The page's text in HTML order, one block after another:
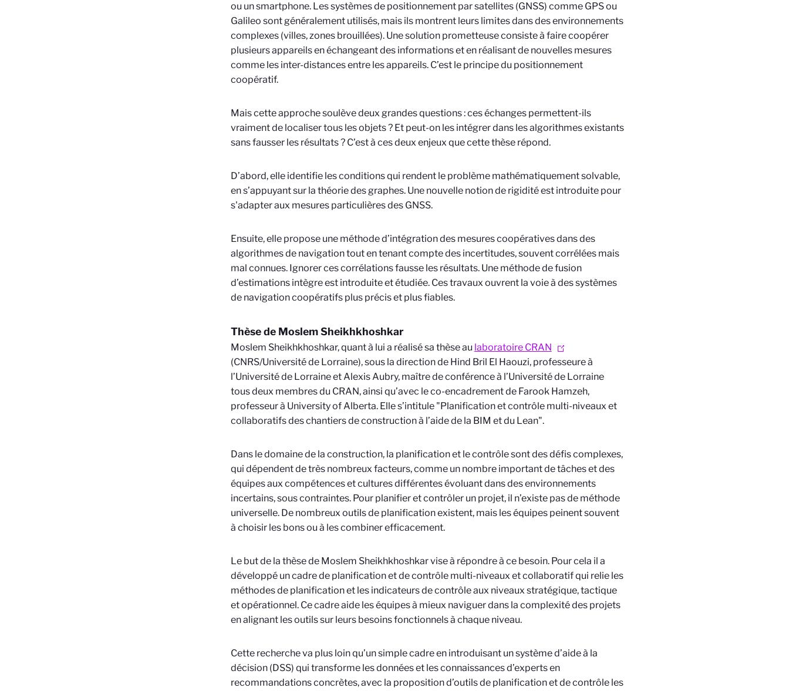
ou un smartphone. Les systèmes de positionnement par satellites (GNSS) comme GPS ou
Galileo sont généralement utilisés, mais ils montrent leurs limites dans des environnements
complexes (villes, zones brouillées). Une solution prometteuse consiste à faire coopérer
plusieurs appareils en échangeant des informations et en réalisant de nouvelles mesures
comme les inter-distances entre les appareils. C’est le principe du positionnement
coopératif.
Mais cette approche soulève deux grandes questions : ces échanges permettent-ils
vraiment de localiser tous les objets ? Et peut-on les intégrer dans les algorithmes existants
sans fausser les résultats ? C’est à ces deux enjeux que cette thèse répond.
D’abord, elle identifie les conditions qui rendent le problème mathématiquement solvable,
en s’appuyant sur la théorie des graphes. Une nouvelle notion de rigidité est introduite pour
s'adapter aux mesures particulières des GNSS.
Ensuite, elle propose une méthode d’intégration des mesures coopératives dans des
algorithmes de navigation tout en tenant compte des incertitudes, souvent corrélées mais
mal connues. Ignorer ces corrélations fausse les résultats. Une méthode de fusion
d’estimations intègre est introduite et étudiée. Ces travaux ouvrent la voie à des systèmes
de navigation coopératifs plus précis et plus fiables.
Thèse de Moslem Sheikhkhoshkar
Moslem Sheikhkhoshkar, quant à lui a réalisé sa thèse au laboratoire CRAN
(CNRS/Université de Lorraine), sous la direction de Hind Bril El Haouzi, professeure à
l’Université de Lorraine et Alexis Aubry, maître de conférence à l’Université de Lorraine
tous deux membres du CRAN, ainsi qu’avec le co-encadrement de Farook Hamzeh,
professeur à University of Alberta. Elle s’intitule "Planification et contrôle multi-niveaux et
collaboratifs des chantiers de construction à l’aide de la BIM et du Lean".
Dans le domaine de la construction, la planification et le contrôle sont des défis complexes,
qui dépendent de très nombreux facteurs, comme un nombre important de tâches et des
équipes aux compétences et cultures différentes évoluant dans des environnements
incertains, sous contraintes. Pour planifier et contrôler un projet, il n’existe pas de méthode
universelle. De nombreux outils de planification existent, mais les équipes peinent souvent
à choisir les bons ou à les combiner efficacement.
Le but de la thèse de Moslem Sheikhkhoshkar vise à répondre à ce besoin. Pour cela il a
développé un cadre de planification et de contrôle multi-niveaux et collaboratif qui relie les
méthodes de planification et les indicateurs de contrôle aux niveaux stratégique, tactique
et opérationnel. Ce cadre aide les équipes à mieux naviguer dans la complexité des projets
en alignant les outils sur leurs besoins fonctionnels à chaque niveau.
Cette recherche va plus loin qu’un simple cadre en introduisant un système d’aide à la
décision (DSS) qui transforme les données et les connaissances d’experts en
recommandations concrètes, avec la proposition d’outils de planification et de contrôle les